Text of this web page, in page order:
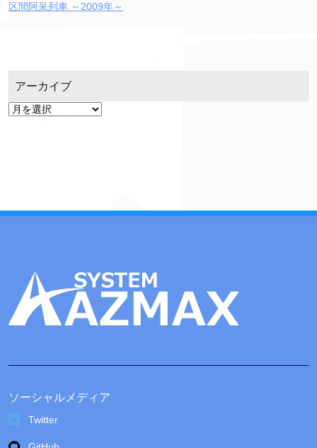
区間阿呆列車 ～2009年～
アーカイブ
ア
ソーシャルメディア
Twitter